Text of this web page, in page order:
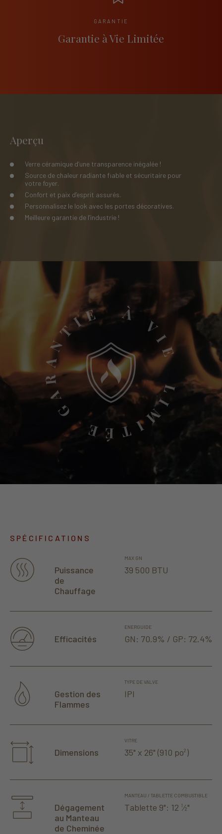
GARANTIE
Garantie à Vie Limitée
Aperçu
Verre céramique d’une transparence inégalée !
Source de chaleur radiante fiable et sécuritaire pour
votre foyer.
Confort et paix d’esprit assurés.
Personnalisez le look avec les portes décoratives.
Meilleure garantie de l’industrie !
SPÉCIFICATIONS
Puissance
de
Chauffage
MAX GN
39 500 BTU
Efficacités
ENERGUIDE
GN: 70.9% / GP: 72.4%
Gestion des
Flammes
TYPE DE VALVE
IPI
Dimensions
VITRE
35" x 26" (910 po2 )
Dégagement
au Manteau
de Cheminée
MANTEAU / TABLETTE COMBUSTIBLE
Tablette 9": 12 1⁄2"